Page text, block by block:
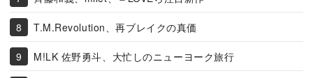
T.M.Revolution、再ブレイクの真価
M!LK 佐野勇斗、大忙しのニューヨーク旅行